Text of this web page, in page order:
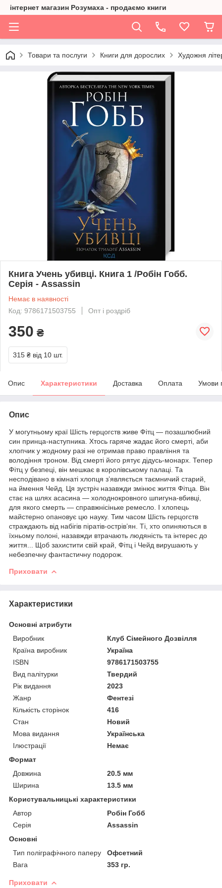
інтернет магазин Розумаха - продаємо книги
Товари та послуги Книги для дорослих Художня
Книга Учень убивці. Книга 1 /Робін Гобб.
Серія - Assassin
Немає в наявності
Код: 9786171503755
Опт і роздріб
350 ₴
315 ₴ від 10 шт.
Опис Характеристики Доставка Оплата Умови
Опис
У могутньому краї Шість герцогств живе Фітц — позашлюбний
син принца-наступника. Хтось гаряче жадає його смерті, аби
хлопчик у жодному разі не отримав право правління та
володіння троном. Від смерті його рятує дідусь-монарх. Тепер
Фітц у безпеці, він мешкає в королівському палаці. Та
несподівано в кімнаті хлопця з’являється таємничий старий,
на ймення Чейд. Ця зустріч назавжди змінює життя Фітца. Він
стає на шлях асасина — холоднокровного шпигуна-вбивці,
для якого смерть — справжнісіньке ремесло. І хлопець
майстерно опановує цю науку. Тим часом Шість герцогств
страждають від набігів піратів-острів’ян. Ті, хто опиняються в
їхньому полоні, назавжди втрачають людяність та інтерес до
життя... Щоб захистити свій край, Фітц і Чейд вирушають у
небезпечну фантастичну подорож.
Приховати
Характеристики
Основні атрибути
Виробник
Клуб Сімейного Дозвілля
Країна виробник
Україна
ISBN
9786171503755
Вид палітурки
Твердий
Рік видання
2023
Жанр
Фентезі
Кількість сторінок
416
Стан
Новий
Мова видання
Українська
Ілюстрації
Немає
Формат
Довжина
20.5 мм
Ширина
13.5 мм
Користувальницькі характеристики
Автор
Робін Гобб
Серія
Assassin
Основні
Тип поліграфічного паперу
Офсетний
Вага
353 гр.
Приховати